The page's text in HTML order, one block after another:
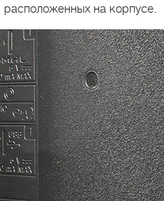
расположенных на корпусе.